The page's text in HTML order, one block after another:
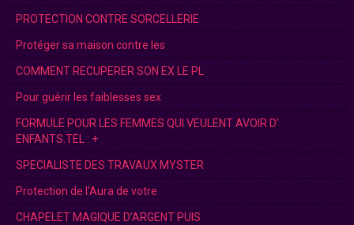
PROTECTION CONTRE SORCELLERIE
Protéger sa maison contre les
COMMENT RECUPERER SON EX LE PL
Pour guérir les faiblesses sex
FORMULE POUR LES FEMMES QUI VEULENT AVOIR D’
ENFANTS.TEL : +
SPECIALISTE DES TRAVAUX MYSTER
Protection de l'Aura de votre
CHAPELET MAGIQUE D’ARGENT PUIS